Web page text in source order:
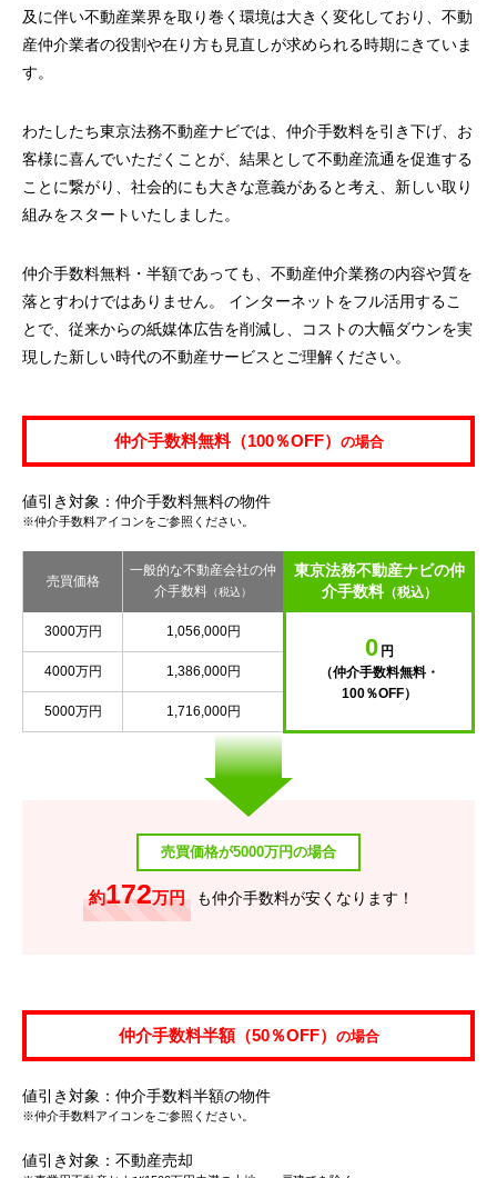
及に伴い不動産業界を取り巻く環境は大きく変化しており、不動
産仲介業者の役割や在り方も見直しが求められる時期にきていま
す。
わたしたち東京法務不動産ナビでは、仲介手数料を引き下げ、お
客様に喜んでいただくことが、結果として不動産流通を促進する
ことに繋がり、社会的にも大きな意義があると考え、新しい取り
組みをスタートいたしました。
仲介手数料無料・半額であっても、不動産仲介業務の内容や質を
落とすわけではありません。 インターネットをフル活用するこ
とで、従来からの紙媒体広告を削減し、コストの大幅ダウンを実
現した新しい時代の不動産サービスとご理解ください。
仲介手数料無料（100％OFF） の場合
値引き対象：仲介手数料無料の物件
※仲介手数料アイコンをご参照ください。
売買価格
一般的な不動産会社の仲
介手数料 （税込）
東京法務不動産ナビの仲
介手数料（税込）
3000万円 1,056,000円
0 円
（仲介手数料無料・
100％OFF）
4000万円 1,386,000円
5000万円 1,716,000円
売買価格が5000万円の場合
約172万円 も仲介手数料が安くなります！
仲介手数料半額（50％OFF） の場合
値引き対象：仲介手数料半額の物件
※仲介手数料アイコンをご参照ください。
値引き対象：不動産売却